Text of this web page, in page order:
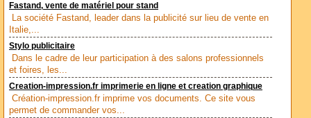
Fastand, vente de matériel pour stand
La société Fastand, leader dans la publicité sur lieu de vente en
Italie,...
Stylo publicitaire
Dans le cadre de leur participation à des salons professionnels
et foires, les...
Creation-impression.fr imprimerie en ligne et creation graphique
Création-impression.fr imprime vos documents. Ce site vous
permet de commander vos...